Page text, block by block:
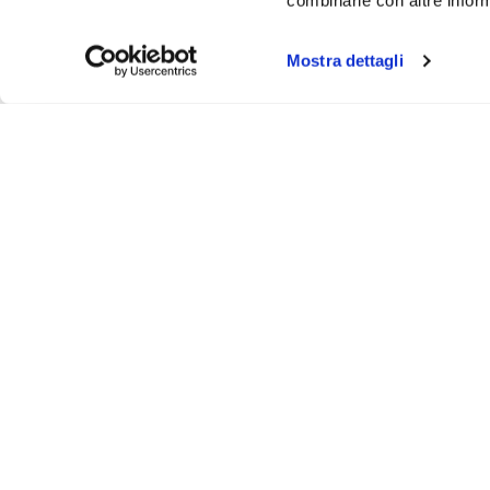
Mostra dettagli